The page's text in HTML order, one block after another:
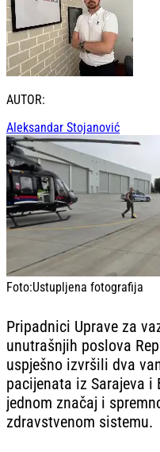
AUTOR:
Aleksandar Stojanović
Foto:Ustupljena fotografija
Pripadnici Uprave za
unutrašnjih poslova
uspješno izvršili dva
pacijenata iz Sarajeva i
jednom značaj i
zdravstvenom sistemu.